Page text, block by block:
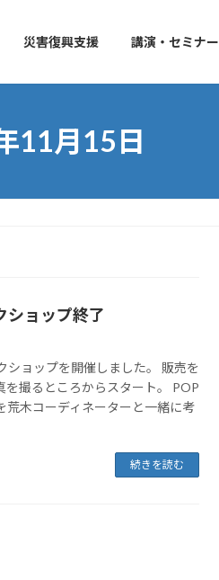
災害復興支援 講演・セミナー
11月15日
ョップ終了
ョップを開催しました。 販売を
撮るところからスタート。 POP
荒木コーディネーターと一緒に考
続きを読む